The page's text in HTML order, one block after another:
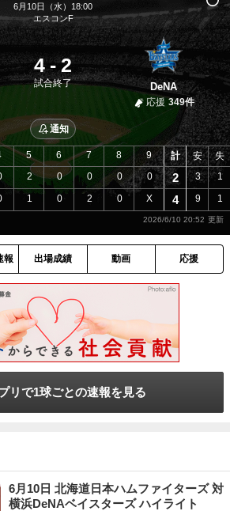
6月10日（水）18:00
エスコンF
4 - 2
試合終了 DeNA
応援 349件
通知
5 6 7 8
9
2 0 0 0
0
1 0 2 0 X
計 安 失
2 3 1
4 9 1
2026/6/10 20:52
報 出場成績 動画 応援
リで1球ごとの速報を見る
6月10日 北海道日本ハムファイターズ 対
横浜DeNAベイスターズ ハイライト